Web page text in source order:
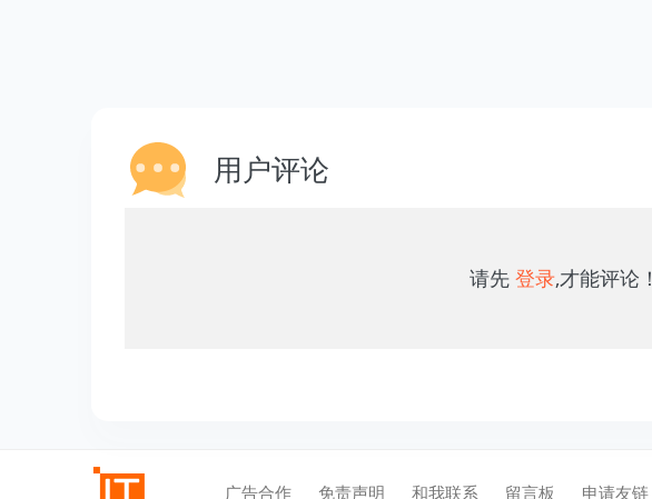
用户评论
请先 登录,才能评论！
广告合作 免责声明 和我联系 留言板 申请友链